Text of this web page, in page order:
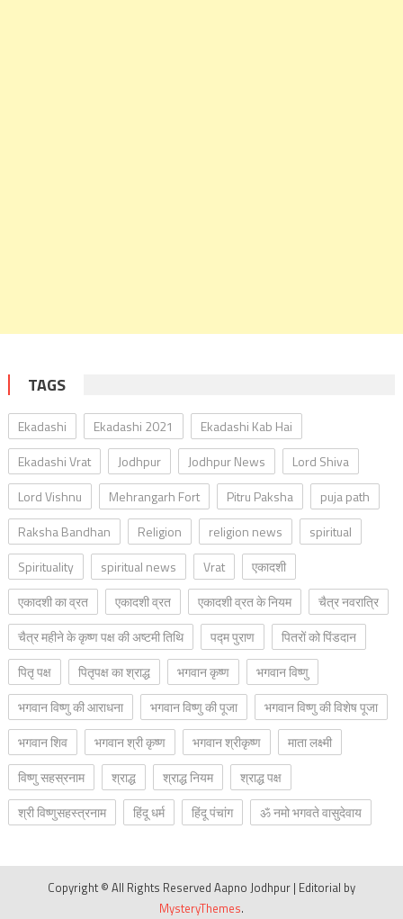
TAGS
Ekadashi Ekadashi 2021
Ekadashi Kab Hai
Ekadashi Vrat
Jodhpur Jodhpur News
Lord Shiva
Lord Vishnu
Mehrangarh Fort Pitru Paksha
puja path
Raksha Bandhan
Religion religion news
spiritual
Spirituality
spiritual news Vrat
एकादशी
एकादशी का व्रत
एकादशी व्रत एकादशी व्रत के नियम
चैत्र नवरात्रि
चैत्र महीने के कृष्ण पक्ष की अष्टमी तिथि
पद्म पुराण
पितरों को पिंडदान
पितृ पक्ष
पितृपक्ष का श्राद्ध भगवान कृष्ण
भगवान विष्णु
भगवान विष्णु की आराधना
भगवान विष्णु की पूजा
भगवान विष्णु की विशेष पूजा
भगवान शिव
भगवान श्री कृष्ण भगवान श्रीकृष्ण
माता लक्ष्मी
विष्णु सहस्रनाम
श्राद्ध श्राद्ध नियम
श्राद्ध पक्ष
श्री विष्णुसहस्त्रनाम
हिंदू धर्म हिंदू पंचांग ॐ नमो भगवते वासुदेवाय
Copyright © All Rights Reserved Aapno Jodhpur | Editorial by
MysteryThemes.